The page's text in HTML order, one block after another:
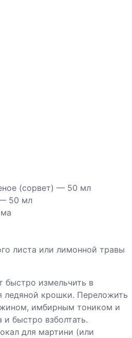
(сорвет) — 50 мл
50 мл
листа или лимонной травы
измельчить в
ледяной крошки. Переложить
имбирным тоником и
быстро взболтать.
для мартини (или